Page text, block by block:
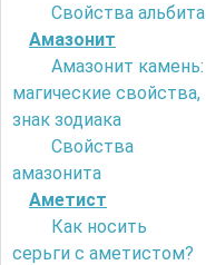
Свойства альбита
Амазонит
Амазонит камень:
магические свойства,
знак зодиака
Свойства
амазонита
Аметист
Как носить
серьги с аметистом?